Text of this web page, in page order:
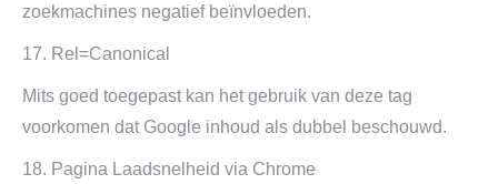
zoekmachines negatief beïnvloeden.
17. Rel=Canonical
Mits goed toegepast kan het gebruik van deze tag
voorkomen dat Google inhoud als dubbel beschouwd.
18. Pagina Laadsnelheid via Chrome